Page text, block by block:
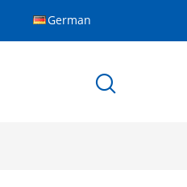
German